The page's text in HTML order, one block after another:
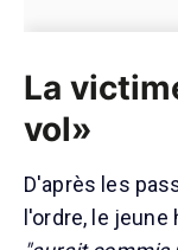
La
vol»
D'après les
l'ordre, le jeune